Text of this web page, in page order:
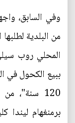
وفي السابق،
من البلدية
المحلي روب
ببيع الكحول في
120 سنة"،
برمنغهام ليندا